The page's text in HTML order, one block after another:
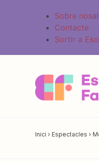
Sobre
Contacte
Sortir a
Inici › Espectacles ›